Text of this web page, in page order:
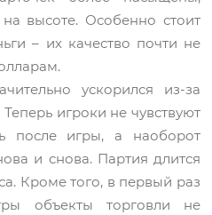
высоте. Особенно стоит
– их качество почти не
ускорился из-за
игроки не чувствуют
после игры, а наоборот
и снова. Партия длится
Кроме того, в первый раз
объекты торговли не